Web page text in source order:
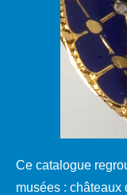
Ce catalogue
musées : châteaux